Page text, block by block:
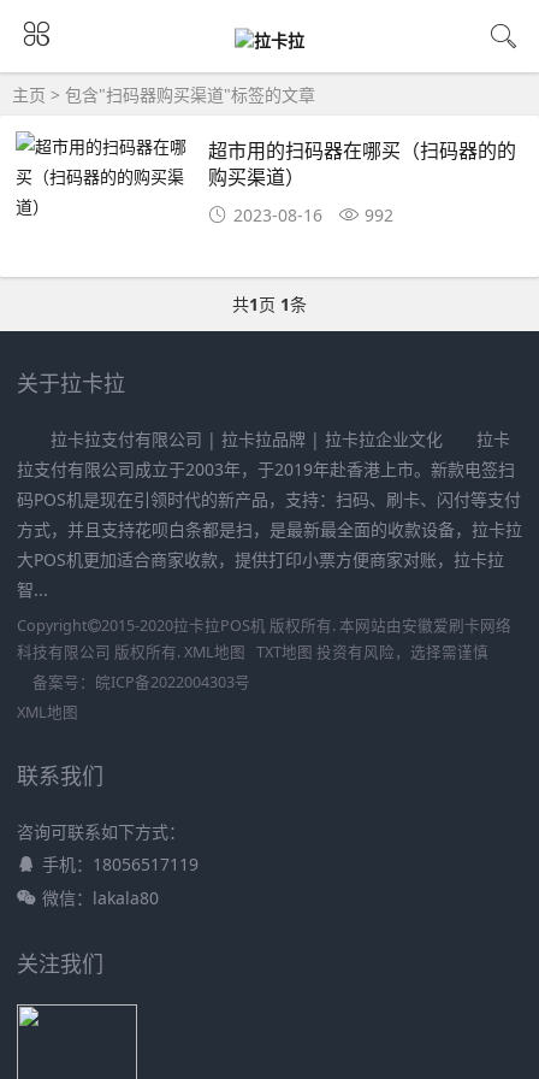
主页 > 包含"扫码器购买渠道"标签的文章
超市用的扫码器在哪买（扫码器的的
购买渠道）
2023-08-16 992
共1页 1条
关于拉卡拉
拉卡拉支付有限公司 | 拉卡拉品牌 | 拉卡拉企业文化 拉卡
拉支付有限公司成立于2003年，于2019年赴香港上市。新款电签扫
码POS机是现在引领时代的新产品，支持：扫码、刷卡、闪付等支付
方式，并且支持花呗白条都是扫，是最新最全面的收款设备，拉卡拉
大POS机更加适合商家收款，提供打印小票方便商家对账，拉卡拉
智...
Copyright 2015-2020拉卡拉POS机 版权所有. 本网站由安徽爱刷卡网络
科技有限公司 版权所有. XML地图 TXT地图 投资有风险，选择需谨慎
备案号： 皖ICP备2022004303号
XML地图
联系我们
咨询可联系如下方式：
手机：18056517119
微信：lakala80
关注我们